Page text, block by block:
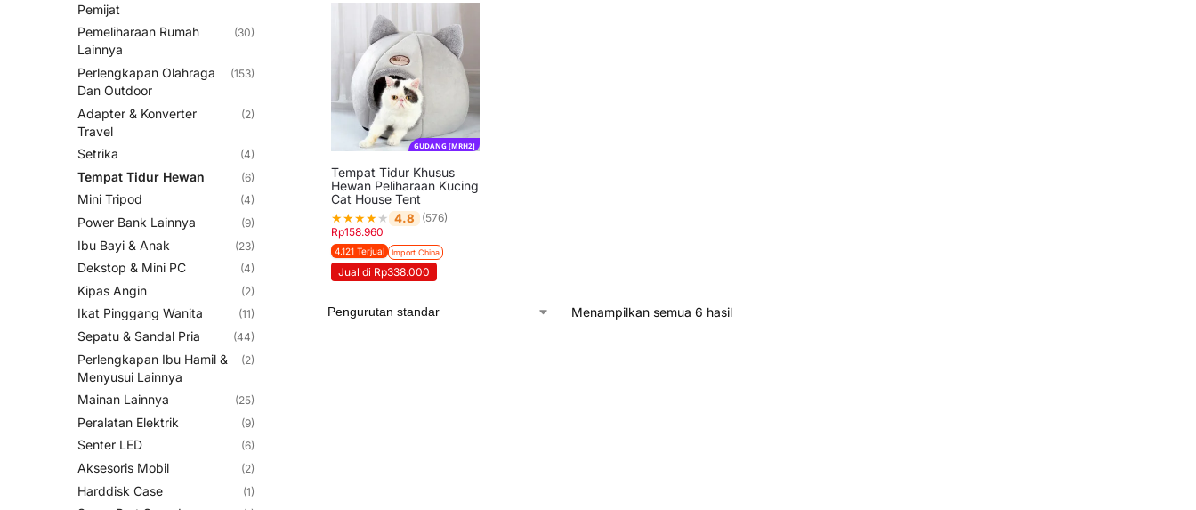
GUDANG [MRH2]
Tempat Tidur Khusus
Hewan Peliharaan Kucing
Cat House Tent
★★★★★ 4.8
(576)
Rp158.960
4.121 Terjual Import China
Jual di Rp338.000
Menampilkan semua 6 hasil
Pemijat
Pemeliharaan Rumah
Lainnya
(30)
Perlengkapan Olahraga
Dan Outdoor
(153)
Adapter & Konverter
Travel
(2)
Setrika (4)
Tempat Tidur Hewan (6)
Mini Tripod (4)
Power Bank Lainnya (9)
Ibu Bayi & Anak (23)
Dekstop & Mini PC (4)
Kipas Angin (2)
Ikat Pinggang Wanita (11)
Sepatu & Sandal Pria (44)
Perlengkapan Ibu Hamil &
Menyusui Lainnya
(2)
Mainan Lainnya (25)
Peralatan Elektrik (9)
Senter LED (6)
Aksesoris Mobil (2)
Harddisk Case (1)